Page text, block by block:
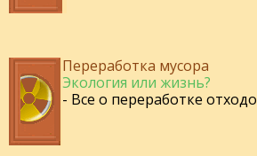
Переработка мусора
Экология или жизнь?
- Все о переработке